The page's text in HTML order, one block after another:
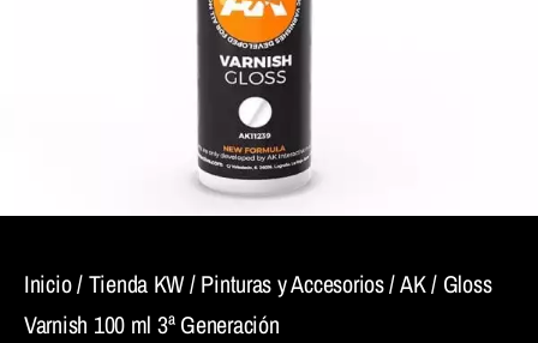
Inicio/Tienda KW/Pinturas y Accesorios/AK/ Gloss
Varnish 100 ml 3ª Generación